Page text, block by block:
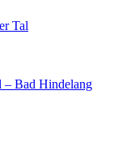
Tal
Bad Hindelang